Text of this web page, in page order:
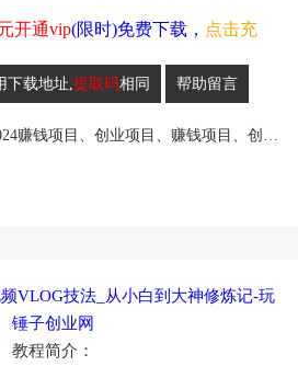
开通vip(限时)免费下载， 点击充
下载地址,提取码相同 帮助留言
玩锤子创业网是一个提供2024赚钱项目、创业项目、赚钱项目、创业赚钱教程、引流教程的创业网,欢迎来玩锤子创业网！
教程简介：